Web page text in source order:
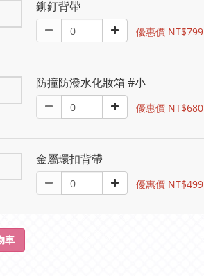
鉚釘背帶
優惠價 NT$799
防撞防潑水化妝箱 #小
優惠價 NT$680
金屬環扣背帶
優惠價 NT$499
車